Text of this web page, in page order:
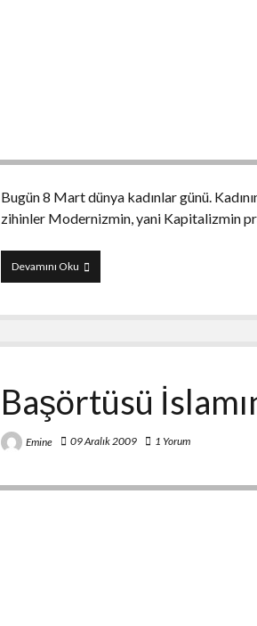
Bugün 8 Mart dünya kadınlar günü.
zihinler Modernizmin, yani Kapitalizmin
Devamını Oku 8
Mart
Kadınlar
Başörtüsü
Emine 09 Aralık 2009 1 Yorum